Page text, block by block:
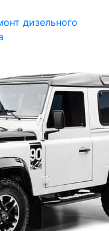
дизельного